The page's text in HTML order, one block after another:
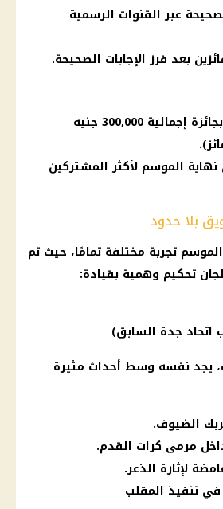
عبر القنوات الرسمية
بعد فرز الإجابات الصحيحة.
3 فائزين يوميًا بجائزة إجمالية 300,000 جنيه
الموسم لأكثر المشتركين
بلا حدود
تجربة مختلفة تمامًا، حيث تم
تحكيم وهمية بقيادة:
اتحاد جدة السابق)
يجد نفسه وسط أحداث مثيرة
الضيوف.
مرمى كرات القدم.
لإثارة الذعر.
تنفيذ المقلب